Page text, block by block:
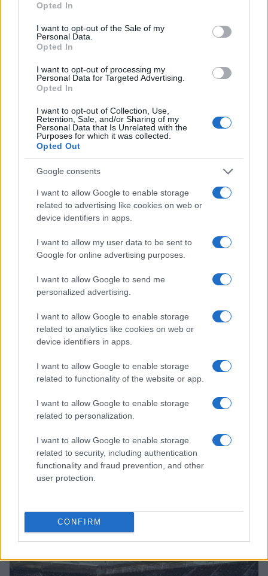
use your data for below specified purposes in below Google
consent section.
Opted In
I want to opt-out of the Sale of my
Personal Data.
Opted In
I want to opt-out of processing my
Personal Data for Targeted Advertising.
Opted In
I want to opt-out of Collection, Use,
Retention, Sale, and/or Sharing of my
Personal Data that Is Unrelated with the
Purposes for which it was collected.
Opted Out
Google consents
I want to allow Google to enable storage
related to advertising like cookies on web or
device identifiers in apps.
I want to allow my user data to be sent to
Google for online advertising purposes.
I want to allow Google to send me
personalized advertising.
I want to allow Google to enable storage
related to analytics like cookies on web or
device identifiers in apps.
I want to allow Google to enable storage
related to functionality of the website or app.
I want to allow Google to enable storage
related to personalization.
I want to allow Google to enable storage
related to security, including authentication
functionality and fraud prevention, and other
user protection.
CONFIRM
Continua a leggere
CALCIO
Milan-Inter 1-1: le pagelle e le prestazioni salienti
CALCIO